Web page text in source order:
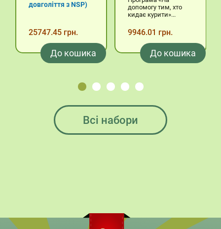
довголіття з NSP)
25747.45 грн.
До кошика
допомогу тим, хто
кидає курити»...
9946.01 грн.
До кошика
Всі набори